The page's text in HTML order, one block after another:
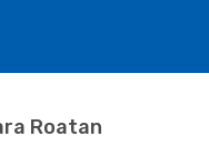
Roatan